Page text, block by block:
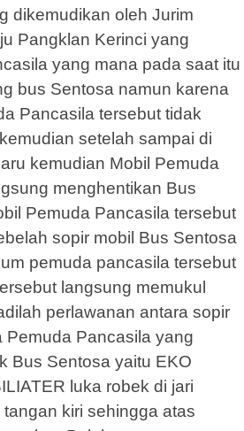
dikemudikan oleh Jurim
Pangklan Kerinci yang
yang mana pada saat itu
bus Sentosa namun karena
Pancasila tersebut tidak
setelah sampai di
kemudian Mobil Pemuda
menghentikan Bus
Pemuda Pancasila tersebut
sopir mobil Bus Sentosa
pemuda pancasila tersebut
langsung memukul
perlawanan antara sopir
Pancasila yang
Bus Sentosa yaitu EKO
luka robek di jari
kiri sehingga atas